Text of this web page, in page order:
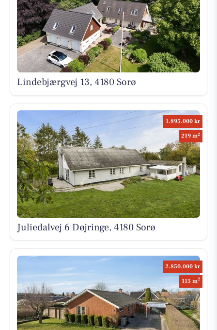
Lindebjærgvej 13, 4180 Sorø
1.895.000 kr
219 m2
Juliedalvej 6 Døjringe, 4180 Sorø
2.850.000 kr
115 m2